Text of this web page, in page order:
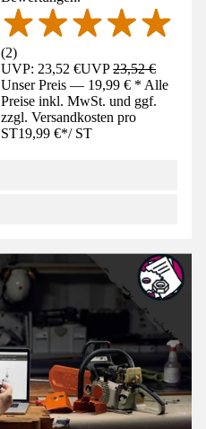
(2)
UVP: 23,52 €UVP23,52 €
Unser Preis — 19,99 € * Alle
Preise inkl. MwSt. und ggf.
zzgl. Versandkosten pro
ST19,99 €*/ ST